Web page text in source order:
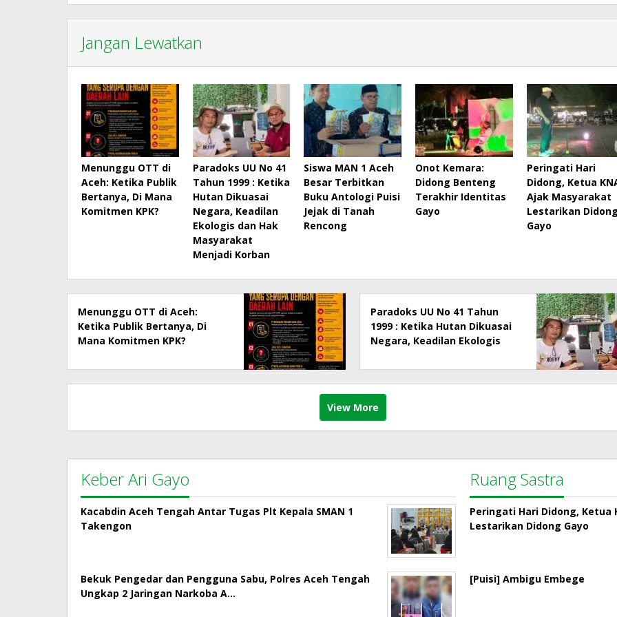
Jangan Lewatkan
Menunggu OTT di
Aceh: Ketika Publik
Bertanya, Di Mana
Komitmen KPK?
Paradoks UU No 41
Tahun 1999 : Ketika
Hutan Dikuasai
Negara, Keadilan
Ekologis dan Hak
Masyarakat
Menjadi Korban
Siswa MAN 1 Aceh
Besar Terbitkan
Buku Antologi Puisi
Jejak di Tanah
Rencong
Onot Kemara:
Didong Benteng
Terakhir Identitas
Gayo
Peringati Hari
Didong, Ketua
Ajak Masyarakat
Lestarikan
Gayo
Menunggu OTT di Aceh:
Ketika Publik Bertanya, Di
Mana Komitmen KPK?
Paradoks UU No 41 Tahun
1999 : Ketika Hutan Dikuasai
Negara, Keadilan Ekologis
Korban
View More
Keber Ari Gayo
Kacabdin Aceh Tengah Antar Tugas Plt Kepala SMAN 1
Takengon
Bekuk Pengedar dan Pengguna Sabu, Polres Aceh Tengah
Ungkap 2 Jaringan Narkoba A…
Ruang Sastra
Peringati Hari Didong, Ketua
Lestarikan Didong Gayo
[Puisi] Ambigu Embege